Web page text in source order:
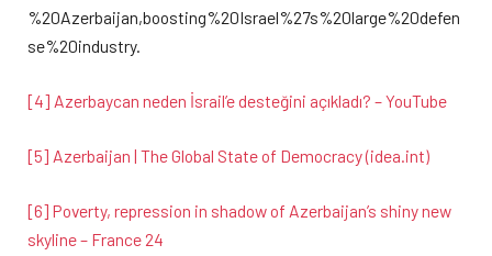
%20Azerbaijan,boosting%20Israel%27s%20large%20defen
se%20industry.
[4] Azerbaycan neden İsrail’e desteğini açıkladı? – YouTube
[5] Azerbaijan | The Global State of Democracy (idea.int)
[6] Poverty, repression in shadow of Azerbaijan’s shiny new
skyline – France 24